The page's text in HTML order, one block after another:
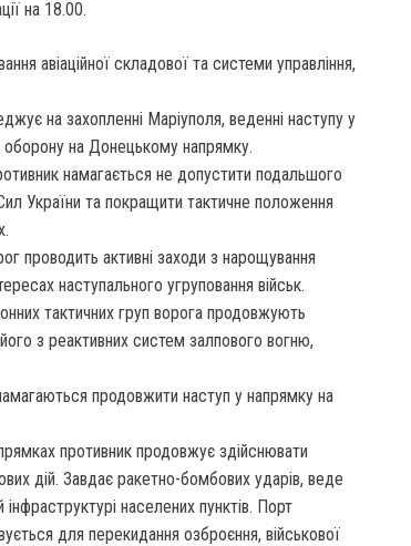
на 18.00.
авіаційної складової та системи управління,
на захопленні Маріуполя, веденні наступу у
оборону на Донецькому напрямку.
намагається не допустити подальшого
України та покращити тактичне положення
проводить активні заходи з нарощування
наступального угруповання військ.
тактичних груп ворога продовжують
з реактивних систем залпового вогню,
продовжити наступ у напрямку на
противник продовжує здійснювати
дій. Завдає ракетно-бомбових ударів, веде
інфраструктурі населених пунктів. Порт
для перекидання озброєння, військової